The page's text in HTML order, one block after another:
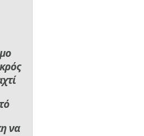
να